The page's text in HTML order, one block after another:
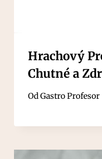
Hrachový
Chutné a
OdGastro Profesor